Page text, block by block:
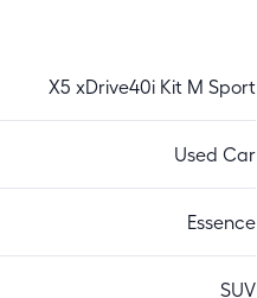
X5 xDrive40i Kit M Sport
Used Car
Essence
SUV